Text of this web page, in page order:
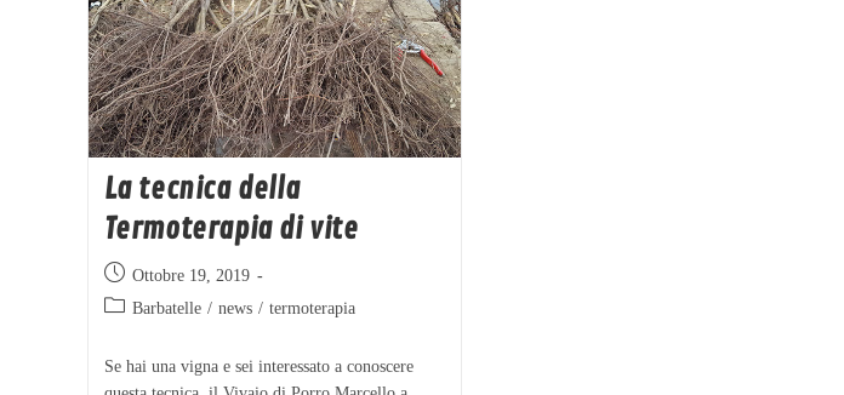
La tecnica della
Termoterapia di vite
Ottobre 19, 2019
Barbatelle / news / termoterapia
Se hai una vigna e sei interessato a conoscere